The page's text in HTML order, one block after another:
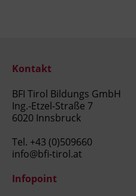
Kontakt
BFI Tirol Bildungs GmbH
Ing.-Etzel-Straße 7
6020 Innsbruck
Tel. +43 (0)509660
info@bfi-tirol.at
Infopoint